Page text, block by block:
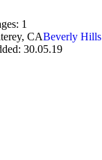
1
CABeverly Hills
30.05.19